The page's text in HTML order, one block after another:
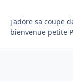
j'adore sa coupe
bienvenue petite